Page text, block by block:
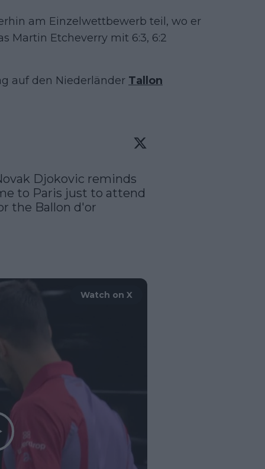
am Einzelwettbewerb teil, wo er
Martin Etcheverry mit 6:3, 6:2
auf den Niederländer Tallon
Djokovic reminds
to Paris just to attend
the Ballon d'or
Watch on X